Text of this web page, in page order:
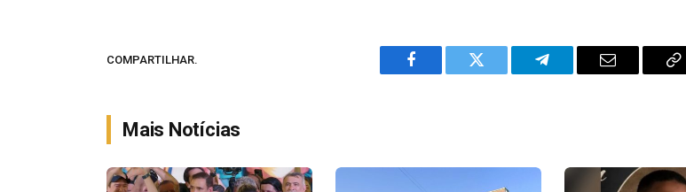
COMPARTILHAR.
Facebook Twitter Telegram Email
Mais Notícias